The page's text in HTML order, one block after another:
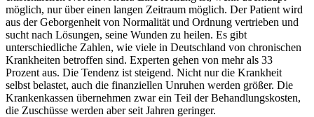
möglich, nur über einen langen Zeitraum möglich. Der Patient wird
aus der Geborgenheit von Normalität und Ordnung vertrieben und
sucht nach Lösungen, seine Wunden zu heilen. Es gibt
unterschiedliche Zahlen, wie viele in Deutschland von chronischen
Krankheiten betroffen sind. Experten gehen von mehr als 33
Prozent aus. Die Tendenz ist steigend. Nicht nur die Krankheit
selbst belastet, auch die finanziellen Unruhen werden größer. Die
Krankenkassen übernehmen zwar ein Teil der Behandlungskosten,
die Zuschüsse werden aber seit Jahren geringer.